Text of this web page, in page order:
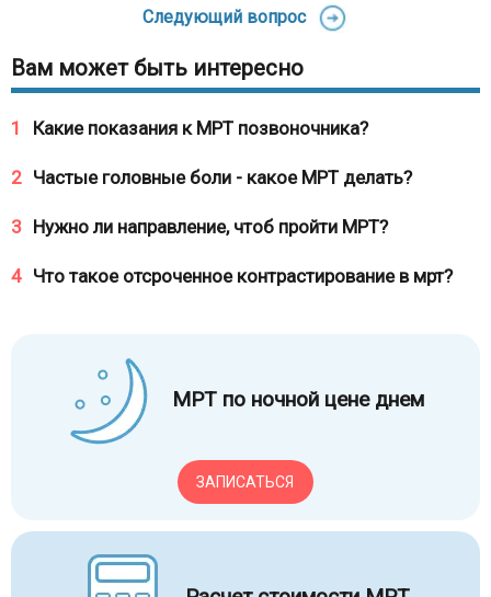
МРТ по ночной цене днем
ЗАПИСАТЬСЯ
Следующий вопрос
Вам может быть интересно
1 Какие показания к МРТ позвоночника?
2 Частые головные боли - какое МРТ делать?
3 Нужно ли направление, чтоб пройти МРТ?
4 Что такое отсроченное контрастирование в мрт?